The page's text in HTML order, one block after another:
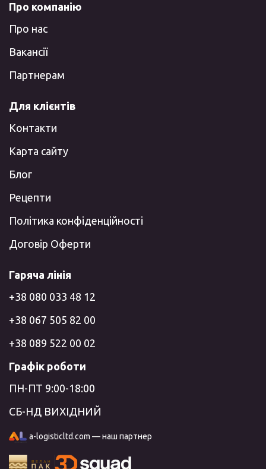
Про компанію
Про нас
Вакансії
Партнерам
Для клієнтів
Контакти
Карта сайту
Блог
Рецепти
Політика конфіденційності
Договір Оферти
Гаряча лінія
+38 080 033 48 12
+38 067 505 82 00
+38 089 522 00 02
Графік роботи
ПН-ПТ 9:00-18:00
СБ-НД ВИХІДНИЙ
a-logisticltd.com — наш партнер